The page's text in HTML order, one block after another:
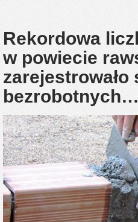
Rekordowa
w powiecie
bezrobotnych…